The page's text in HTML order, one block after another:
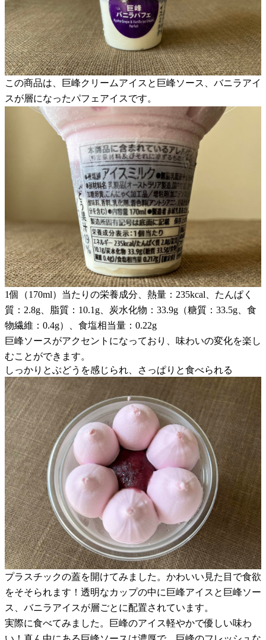
この商品は、巨峰クリームアイスと巨峰ソース、バニラアイ
スが層になったパフェアイスです。
1個（170ml）当たりの栄養成分、熱量：235kcal、たんぱく
質：2.8g、脂質：10.1g、炭水化物：33.9g（糖質：33.5g、食
物繊維：0.4g）、食塩相当量：0.22g
巨峰ソースがアクセントになっており、味わいの変化を楽し
むことができます。
しっかりとぶどうを感じられ、さっぱりと食べられる
プラスチックの蓋を開けてみました。かわいい見た目で食欲
をそそられます！透明なカップの中に巨峰アイスと巨峰ソー
ス、バニラアイスが層ごとに配置されています。
実際に食べてみました。巨峰のアイス軽やかで優しい味わ